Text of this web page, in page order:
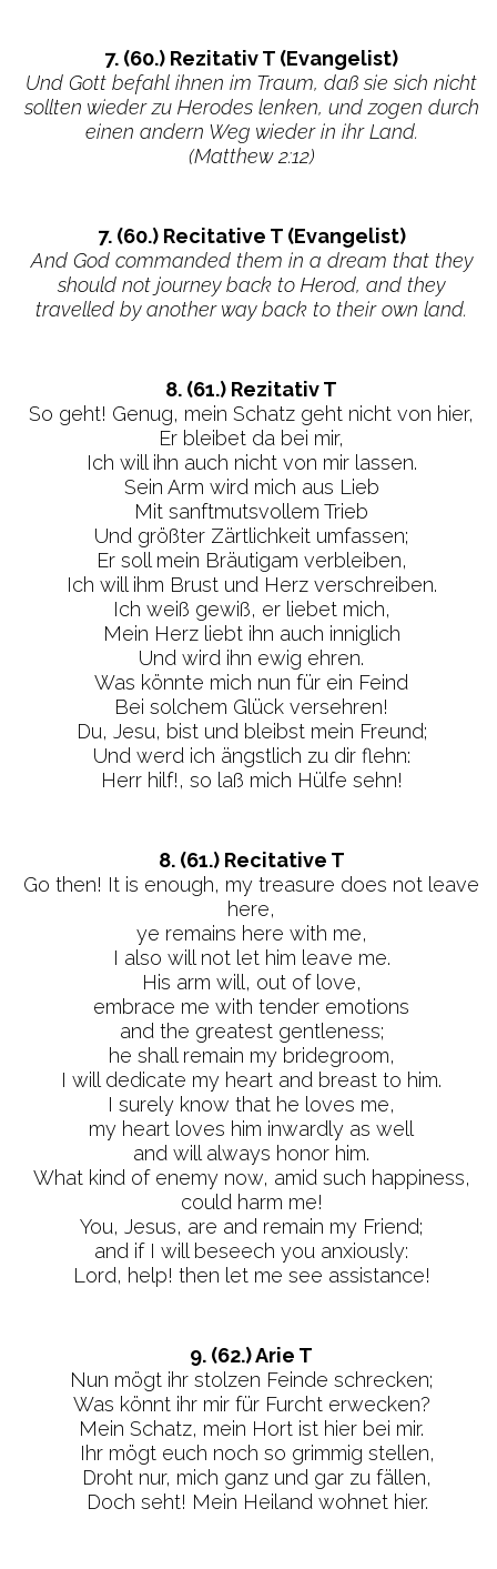
7. (60.) Rezitativ T (Evangelist)
Und Gott befahl ihnen im Traum, daß sie sich nicht
sollten wieder zu Herodes lenken, und zogen durch
einen andern Weg wieder in ihr Land.
(Matthew 2:12)
7. (60.) Recitative T (Evangelist)
And God commanded them in a dream that they
should not journey back to Herod, and they
travelled by another way back to their own land.
8. (61.) Rezitativ T
So geht! Genug, mein Schatz geht nicht von hier,
Er bleibet da bei mir,
Ich will ihn auch nicht von mir lassen.
Sein Arm wird mich aus Lieb
Mit sanftmutsvollem Trieb
Und größter Zärtlichkeit umfassen;
Er soll mein Bräutigam verbleiben,
Ich will ihm Brust und Herz verschreiben.
Ich weiß gewiß, er liebet mich,
Mein Herz liebt ihn auch inniglich
Und wird ihn ewig ehren.
Was könnte mich nun für ein Feind
Bei solchem Glück versehren!
Du, Jesu, bist und bleibst mein Freund;
Und werd ich ängstlich zu dir flehn:
Herr hilf!, so laß mich Hülfe sehn!
8. (61.) Recitative T
Go then! It is enough, my treasure does not leave
here,
ye remains here with me,
I also will not let him leave me.
His arm will, out of love,
embrace me with tender emotions
and the greatest gentleness;
he shall remain my bridegroom,
I will dedicate my heart and breast to him.
I surely know that he loves me,
my heart loves him inwardly as well
and will always honor him.
What kind of enemy now, amid such happiness,
could harm me!
You, Jesus, are and remain my Friend;
and if I will beseech you anxiously:
Lord, help! then let me see assistance!
9. (62.) Arie T
Nun mögt ihr stolzen Feinde schrecken;
Was könnt ihr mir für Furcht erwecken?
Mein Schatz, mein Hort ist hier bei mir.
Ihr mögt euch noch so grimmig stellen,
Droht nur, mich ganz und gar zu fällen,
Doch seht! Mein Heiland wohnet hier.